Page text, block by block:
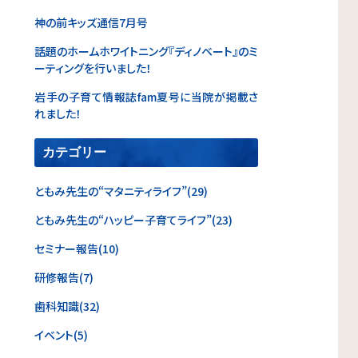
神の前キッズ通信7月号
話題のホームホワイトニング『ディノベート』のミ
ーティングを行いました！
岩手の子育て情報誌fam夏号に当院が掲載さ
れました！
カテゴリー
ともみ先生の“マタニティライフ”(29)
ともみ先生の“ハッピー子育てライフ”(23)
セミナー報告(10)
研修報告(7)
歯科知識(32)
イベント(5)